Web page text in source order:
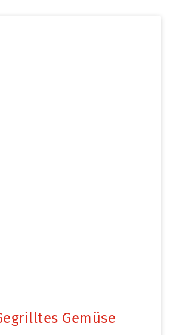
Gemüse